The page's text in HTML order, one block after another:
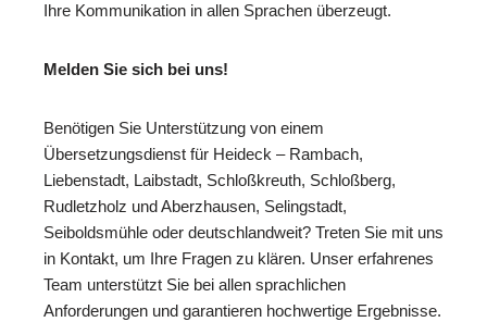
Ihre Kommunikation in allen Sprachen überzeugt.
Melden Sie sich bei uns!
Benötigen Sie Unterstützung von einem
Übersetzungsdienst für Heideck – Rambach,
Liebenstadt, Laibstadt, Schloßkreuth, Schloßberg,
Rudletzholz und Aberzhausen, Selingstadt,
Seiboldsmühle oder deutschlandweit? Treten Sie mit uns
in Kontakt, um Ihre Fragen zu klären. Unser erfahrenes
Team unterstützt Sie bei allen sprachlichen
Anforderungen und garantieren hochwertige Ergebnisse.